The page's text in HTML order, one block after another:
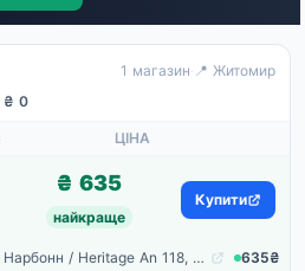
1 магазин· 📍 Житомир
₴ 0
ЦІНА
₴ 635
найкраще
Купити
Вино Ерітаж Ан 118, Кото де Нарбонн / Heritage An 118, Coteaux de Narbonne, Gerard Bertrand, червоне сухе 0.75л
635₴